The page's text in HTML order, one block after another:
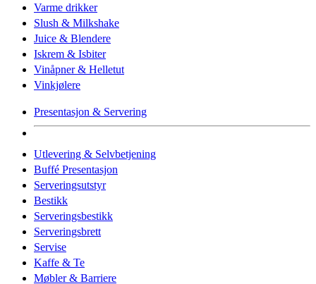
Varme drikker
Slush & Milkshake
Juice & Blendere
Iskrem & Isbiter
Vinåpner & Helletut
Vinkjølere
Presentasjon & Servering
Utlevering & Selvbetjening
Buffé Presentasjon
Serveringsutstyr
Bestikk
Serveringsbestikk
Serveringsbrett
Servise
Kaffe & Te
Møbler & Barriere